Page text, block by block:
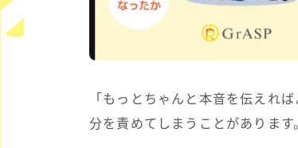
「もっとちゃんと本音を伝えれ
分を責めてしまうことがあります